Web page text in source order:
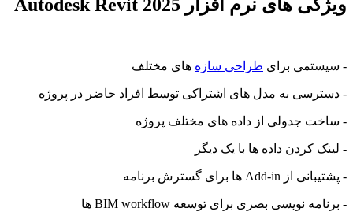
ویژگی های نرم افزار Autodesk Revit 2025
- سیستمی برای طراحی سازه های مختلف
- دسترسی به مدل های اشتراکی توسط افراد حاضر در پروژه
- ساخت جدولی از داده های مختلف پروژه
- لینک کردن داده ها با یک دیگر
- پشتیبانی از Add-in ها برای گسترش برنامه
- برنامه نویسی بصری برای توسعه BIM workflow ها